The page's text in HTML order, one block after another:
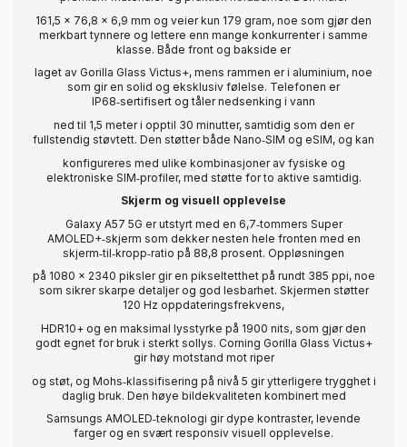
161,5 x 76,8 x 6,9 mm og veier kun 179 gram, noe som gjør den
merkbart tynnere og lettere enn mange konkurrenter i samme
klasse. Både front og bakside er
laget av Gorilla Glass Victus+, mens rammen er i aluminium, noe
som gir en solid og eksklusiv følelse. Telefonen er
IP68‑sertifisert og tåler nedsenking i vann
ned til 1,5 meter i opptil 30 minutter, samtidig som den er
fullstendig støvtett. Den støtter både Nano‑SIM og eSIM, og kan
konfigureres med ulike kombinasjoner av fysiske og
elektroniske SIM‑profiler, med støtte for to aktive samtidig.
Skjerm og visuell opplevelse
Galaxy A57 5G er utstyrt med en 6,7‑tommers Super
AMOLED+‑skjerm som dekker nesten hele fronten med en
skjerm‑til‑kropp‑ratio på 88,8 prosent. Oppløsningen
på 1080 x 2340 piksler gir en pikseltetthet på rundt 385 ppi, noe
som sikrer skarpe detaljer og god lesbarhet. Skjermen støtter
120 Hz oppdateringsfrekvens,
HDR10+ og en maksimal lysstyrke på 1900 nits, som gjør den
godt egnet for bruk i sterkt sollys. Corning Gorilla Glass Victus+
gir høy motstand mot riper
og støt, og Mohs‑klassifisering på nivå 5 gir ytterligere trygghet i
daglig bruk. Den høye bildekvaliteten kombinert med
Samsungs AMOLED‑teknologi gir dype kontraster, levende
farger og en svært responsiv visuell opplevelse.